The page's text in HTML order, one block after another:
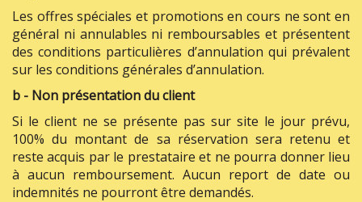
Les offres spéciales et promotions en cours ne sont en
général ni annulables ni remboursables et présentent
des conditions particulières d’annulation qui prévalent
sur les conditions générales d’annulation.
b - Non présentation du client
Si le client ne se présente pas sur site le jour prévu,
100% du montant de sa réservation sera retenu et
reste acquis par le prestataire et ne pourra donner lieu
à aucun remboursement. Aucun report de date ou
indemnités ne pourront être demandés.